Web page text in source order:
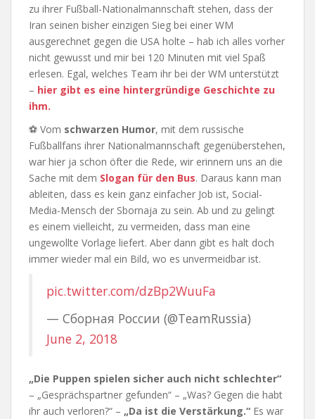
zu ihrer Fußball-Nationalmannschaft stehen, dass der
Iran seinen bisher einzigen Sieg bei einer WM
ausgerechnet gegen die USA holte – hab ich alles vorher
nicht gewusst und mir bei 120 Minuten mit viel Spaß
erlesen. Egal, welches Team ihr bei der WM unterstützt
– hier gibt es eine hintergründige Geschichte zu
ihm.
⚽ Vom schwarzen Humor, mit dem russische
Fußballfans ihrer Nationalmannschaft gegenüberstehen,
war hier ja schon öfter die Rede, wir erinnern uns an die
Sache mit dem Slogan für den Bus. Daraus kann man
ableiten, dass es kein ganz einfacher Job ist, Social-
Media-Mensch der Sbornaja zu sein. Ab und zu gelingt
es einem vielleicht, zu vermeiden, dass man eine
ungewollte Vorlage liefert. Aber dann gibt es halt doch
immer wieder mal ein Bild, wo es unvermeidbar ist.
pic.twitter.com/dzBp2WuuFa
— Сборная России (@TeamRussia)
June 2, 2018
„Die Puppen spielen sicher auch nicht schlechter“
– „Gesprächspartner gefunden“ – „Was? Gegen die habt
ihr auch verloren?“ – „Da ist die Verstärkung.“ Es war